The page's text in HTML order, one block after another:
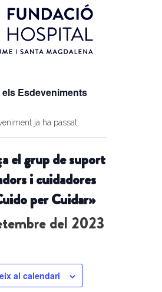
els Esdeveniments
ja ha passat.
el grup de suport
i cuidadores
per Cuidar»
del 2023
al calendari